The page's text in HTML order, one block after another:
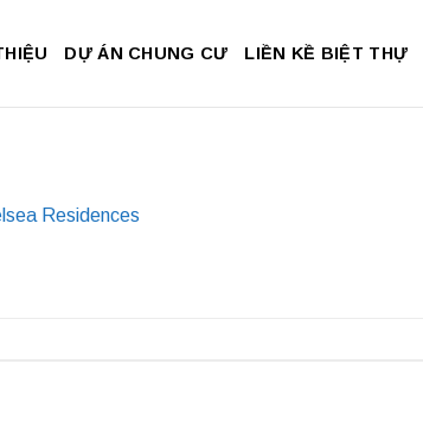
DỰ ÁN CHUNG CƯ LIỀN KỀ BIỆT THỰ
Residences